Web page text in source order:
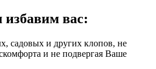
вас:
садовых и других клопов, не
и не подвергая Ваше